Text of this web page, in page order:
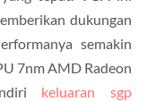
dukungan
semakin
7nm AMD Radeon
keluaran sgp